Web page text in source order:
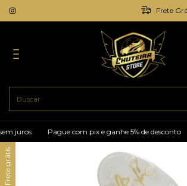
Frete
Pague com pix e ganhe 5% de desconto
Frete grátis